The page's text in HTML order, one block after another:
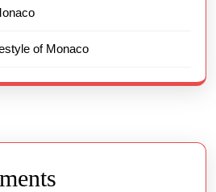
of Monaco